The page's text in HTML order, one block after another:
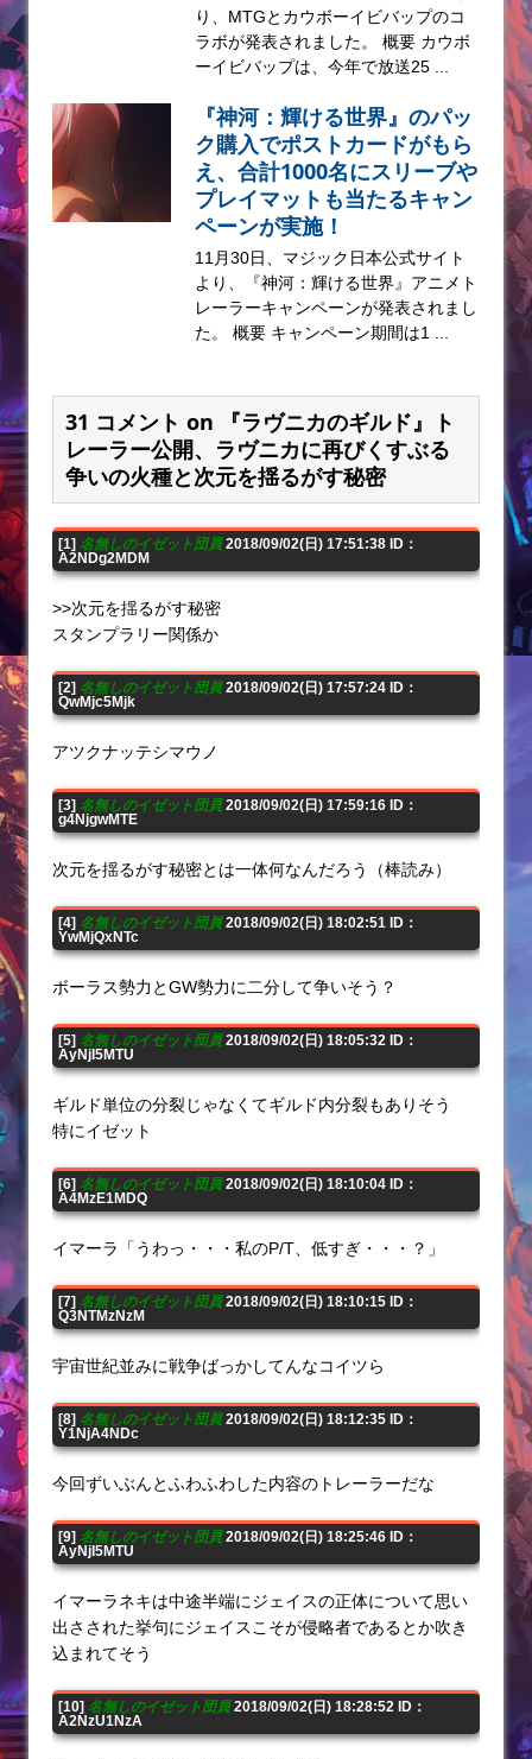
り、MTGとカウボーイビバップのコ
ラボが発表されました。 概要 カウボ
ーイビバップは、今年で放送25 ...
『神河：輝ける世界』のパッ
ク購入でポストカードがもら
え、合計1000名にスリーブや
プレイマットも当たるキャン
ペーンが実施！
11月30日、マジック日本公式サイト
より、『神河：輝ける世界』アニメト
レーラーキャンペーンが発表されまし
た。 概要 キャンペーン期間は1 ...
31 コメント on 『ラヴニカのギルド』ト
レーラー公開、ラヴニカに再びくすぶる
争いの火種と次元を揺るがす秘密
[1] 名無しのイゼット団員2018/09/02(日) 17:51:38 ID：
A2NDg2MDM
>>次元を揺るがす秘密
スタンプラリー関係か
[2] 名無しのイゼット団員2018/09/02(日) 17:57:24 ID：
QwMjc5Mjk
アツクナッテシマウノ
[3] 名無しのイゼット団員2018/09/02(日) 17:59:16 ID：
g4NjgwMTE
次元を揺るがす秘密とは一体何なんだろう（棒読み）
[4] 名無しのイゼット団員2018/09/02(日) 18:02:51 ID：
YwMjQxNTc
ボーラス勢力とGW勢力に二分して争いそう？
[5] 名無しのイゼット団員2018/09/02(日) 18:05:32 ID：
AyNjI5MTU
ギルド単位の分裂じゃなくてギルド内分裂もありそう
特にイゼット
[6] 名無しのイゼット団員2018/09/02(日) 18:10:04 ID：
A4MzE1MDQ
イマーラ「うわっ・・・私のP/T、低すぎ・・・？」
[7] 名無しのイゼット団員2018/09/02(日) 18:10:15 ID：
Q3NTMzNzM
宇宙世紀並みに戦争ばっかしてんなコイツら
[8] 名無しのイゼット団員2018/09/02(日) 18:12:35 ID：
Y1NjA4NDc
今回ずいぶんとふわふわした内容のトレーラーだな
[9] 名無しのイゼット団員2018/09/02(日) 18:25:46 ID：
AyNjI5MTU
イマーラネキは中途半端にジェイスの正体について思い
出さされた挙句にジェイスこそが侵略者であるとか吹き
込まれてそう
[10] 名無しのイゼット団員2018/09/02(日) 18:28:52 ID：
A2NzU1NzA